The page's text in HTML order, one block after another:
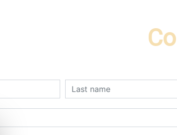
le bandeau des